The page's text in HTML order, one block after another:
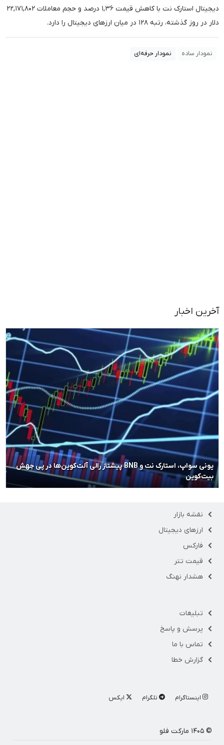
دیجیتال استارک نت با کاهش قیمت۱,۳۶ درصد و حجم معاملات۲۲,۱۷۱,۸۰۲
دلار در روز گذشته، رتبه۱۲۸ در میان ارزهای دیجیتال را دارد.
نمودار ساده نمودار حرفه‌ای
آخرین اخبار
یونی سواپ، استارک نت و BNB پیشتاز رالی آلت‌کوین‌ها در پی جهش
بیت‌کوین
نقشه بازار
ارزهای دیجیتال
فارکس
قیمت تتر
هشدار نهنگ
تبلیغات
پرسش و پاسخ
تماس با ما
گزارش خطا
اینستاگرام تلگرام ایکس
© ۱۴۰۵ مارکت فلو